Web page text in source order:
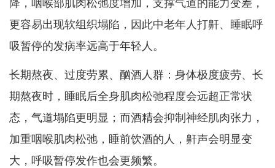
降，咽喉部肌肉松弛度增加，支撑气道的能力变差，
更容易出现软组织塌陷，因此中老年人打鼾、睡眠呼
吸暂停的发病率远高于年轻人。
长期熬夜、过度劳累、酗酒人群：身体极度疲劳、长
期熬夜时，睡眠后全身肌肉松弛程度会远超正常状
态，气道塌陷更明显；而酒精会抑制神经肌肉张力，
加重咽喉肌肉松弛，睡前饮酒的人，鼾声会明显变
大，呼吸暂停发作也会更频繁。